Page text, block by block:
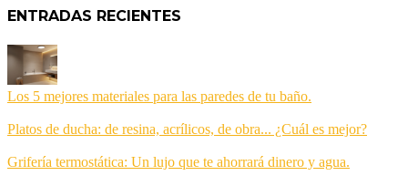
ENTRADAS RECIENTES
Los 5 mejores materiales para las paredes de tu baño.
Platos de ducha: de resina, acrílicos, de obra... ¿Cuál es mejor?
Grifería termostática: Un lujo que te ahorrará dinero y agua.